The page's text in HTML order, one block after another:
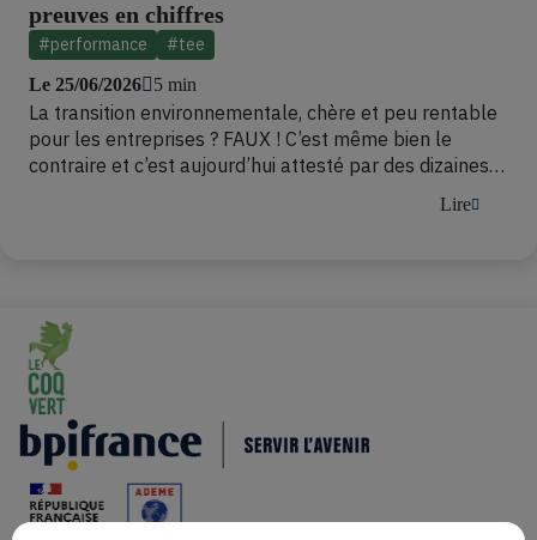
preuves en chiffres
#performance #tee
Le 25/06/2026 5 min
La transition environnementale, chère et peu rentable
pour les entreprises ? FAUX ! C’est même bien le
contraire et c’est aujourd’hui attesté par des dizaines
d’études que les équipes de Bpifrance ont compilée
dans une présentation en libre téléchargement. Tour
Lire